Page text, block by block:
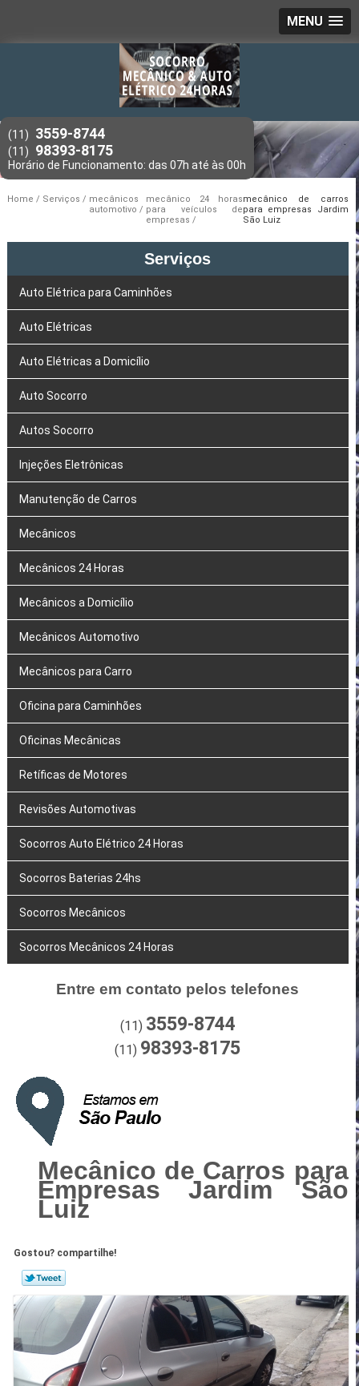
MENU
(11) 3559-8744
(11) 98393-8175
Home Serviços
mecânicos
automotivo
mecânico 24 horas
para veículos de
empresas
mecânico de carros
para empresas Jardim
São Luiz
Serviços
Auto Elétrica para Caminhões
Auto Elétricas
Auto Elétricas a Domicílio
Auto Socorro
Autos Socorro
Injeções Eletrônicas
Manutenção de Carros
Mecânicos
Mecânicos 24 Horas
Mecânicos a Domicílio
Mecânicos Automotivo
Mecânicos para Carro
Oficina para Caminhões
Oficinas Mecânicas
Retíficas de Motores
Revisões Automotivas
Socorros Auto Elétrico 24 Horas
Socorros Baterias 24hs
Socorros Mecânicos
Socorros Mecânicos 24 Horas
Entre em contato pelos telefones
(11) 3559-8744
(11) 98393-8175
Mecânico de Carros para
Empresas Jardim São
Luiz
Gostou? compartilhe!